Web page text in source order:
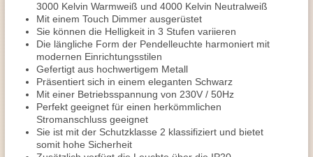
3000 Kelvin Warmweiß und 4000 Kelvin Neutralweiß
Mit einem Touch Dimmer ausgerüstet
Sie können die Helligkeit in 3 Stufen variieren
Die längliche Form der Pendelleuchte harmoniert mit
modernen Einrichtungsstilen
Gefertigt aus hochwertigem Metall
Präsentiert sich in einem eleganten Schwarz
Mit einer Betriebsspannung von 230V / 50Hz
Perfekt geeignet für einen herkömmlichen
Stromanschluss geeignet
Sie ist mit der Schutzklasse 2 klassifiziert und bietet
somit hohe Sicherheit